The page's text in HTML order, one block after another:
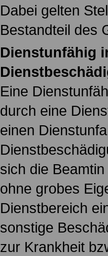
Dabei gelten
Bestandteil des
Dienstunfähig
Eine
durch eine
einen
sich die
ohne grobes
Dienstbereich
sonstige
zur Krankheit